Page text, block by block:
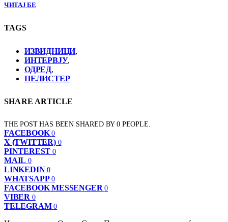
ЧИТАЈ БЕ
TAGS
ИЗВИДНИЦИ,
ИНТЕРВЈУ,
ОДРЕД,
ПЕЛИСТЕР
SHARE ARTICLE
THE POST HAS BEEN SHARED BY0 PEOPLE.
FACEBOOK 0
X (TWITTER) 0
PINTEREST 0
MAIL 0
LINKEDIN 0
WHATSAPP 0
FACEBOOK MESSENGER 0
VIBER 0
TELEGRAM 0